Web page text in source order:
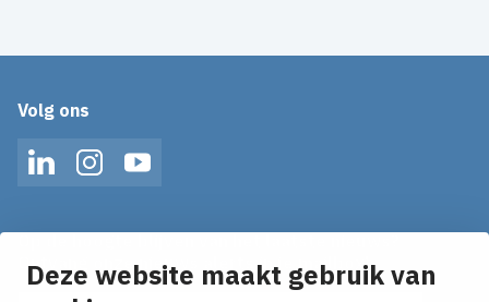
Deze website maakt gebruik van
Volg ons
LinkedInInstagramYouTube
Ontvang onze nieuws alerts in je mailbox!